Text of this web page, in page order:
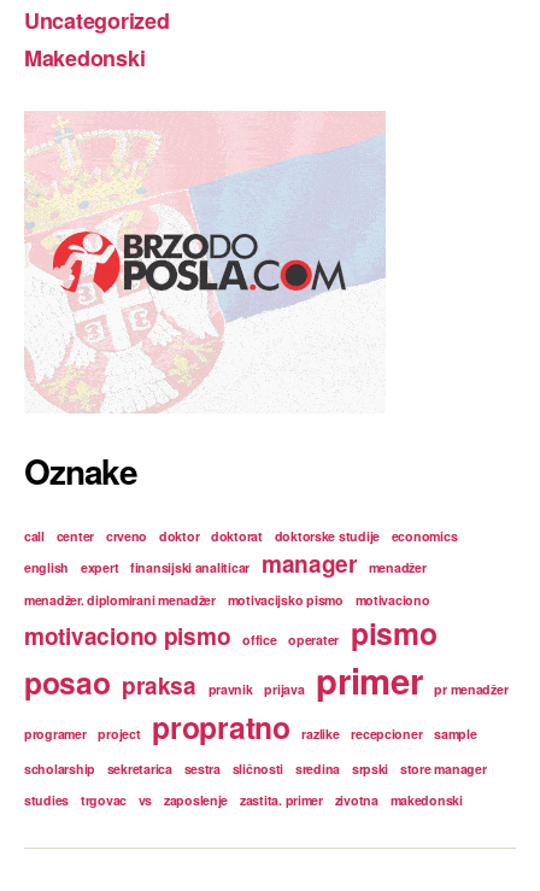
Uncategorized
Makedonski
Oznake
call center crveno doktor doktorat doktorske studije
economics
english
expert finansijski analiticar manager
menadžer
menadžer. diplomirani menadžer
motivacijsko pismo motivaciono
motivaciono pismo office operater
pismo
posao praksa pravnik prijava primer pr menadžer
programer project propratno razlike recepcioner
sample
scholarship
sekretarica sestra sličnosti sredina srpski
store manager
studies
trgovac vs zaposlenje zastita. primer zivotna makedonski